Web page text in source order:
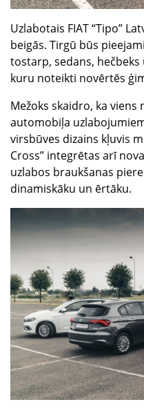
Uzlabotais FIAT “Tipo”
beigās. Tirgū būs
tostarp, sedans, hečbeks
kuru noteikti novērtēs
Mežoks skaidro, ka
automobiļa
virsbūves dizains kļuvis
Cross” integrētas arī
uzlabos braukšanas
dinamiskāku un ērtāku.